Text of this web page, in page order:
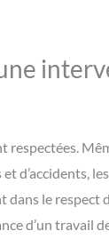
respectées.
d’accidents,
le respect
d’un travail